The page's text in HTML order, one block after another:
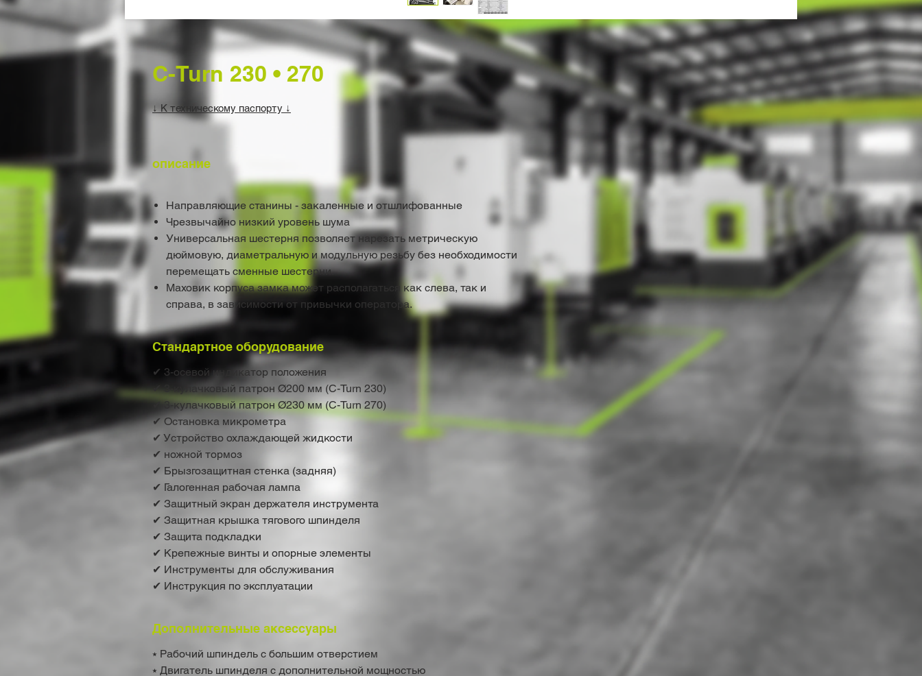
C-Turn 230 • 270
↓ К техническому паспорту ↓
описание
Направляющие станины - закаленные и отшлифованные
Чрезвычайно низкий уровень шума
Универсальная шестерня позволяет нарезать метрическую
дюймовую, диаметральную и модульную резьбу без необходимости
перемещать сменные шестерни.
Маховик корпуса замка может располагаться как слева, так и
справа, в зависимости от привычки оператора.
Стандартное оборудование
✔ 3-осевой индикатор положения
✔ 3-кулачковый патрон Ø200 мм (C-Turn 230)
✔ 3-кулачковый патрон Ø230 мм (C-Turn 270)
✔ Остановка микрометра
✔ Устройство охлаждающей жидкости
✔ ножной тормоз
✔ Брызгозащитная стенка (задняя)
✔ Галогенная рабочая лампа
✔ Защитный экран держателя инструмента
✔ Защитная крышка тягового шпинделя
✔ Защита подкладки
✔ Крепежные винты и опорные элементы
✔ Инструменты для обслуживания
✔ Инструкция по эксплуатации
Дополнительные аксессуары
⭑ Рабочий шпиндель с большим отверстием
⭑ Двигатель шпинделя с дополнительной мощностью